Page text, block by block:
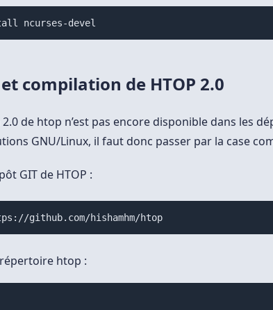
ncurses-devel
compilation de HTOP 2.0
de htop n’est pas encore disponible dans les
GNU/Linux, il faut donc passer par la case
GIT de HTOP :
github.com/hishamhm/htop
htop :